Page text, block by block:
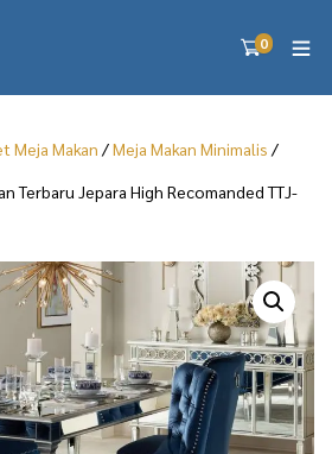
0
Meja Makan /Meja Makan Minimalis /
Terbaru Jepara High Recomanded TTJ-